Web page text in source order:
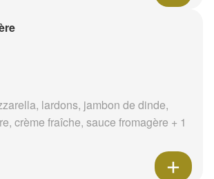
lardons, jambon de dinde,
crème fraîche, sauce fromagère + 1